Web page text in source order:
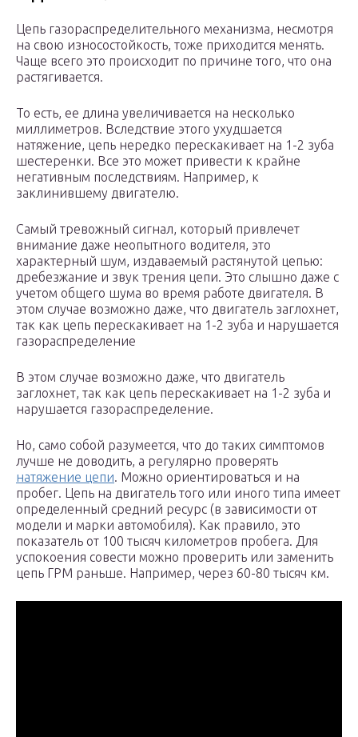
Цепь газораспределительного механизма, несмотря
на свою износостойкость, тоже приходится менять.
Чаще всего это происходит по причине того, что она
растягивается.
То есть, ее длина увеличивается на несколько
миллиметров. Вследствие этого ухудшается
натяжение, цепь нередко перескакивает на 1-2 зуба
шестеренки. Все это может привести к крайне
негативным последствиям. Например, к
заклинившему двигателю.
Самый тревожный сигнал, который привлечет
внимание даже неопытного водителя, это
характерный шум, издаваемый растянутой цепью:
дребезжание и звук трения цепи. Это слышно даже с
учетом общего шума во время работе двигателя. В
этом случае возможно даже, что двигатель заглохнет,
так как цепь перескакивает на 1-2 зуба и нарушается
газораспределение
В этом случае возможно даже, что двигатель
заглохнет, так как цепь перескакивает на 1-2 зуба и
нарушается газораспределение.
Но, само собой разумеется, что до таких симптомов
лучше не доводить, а регулярно проверять
натяжение цепи. Можно ориентироваться и на
пробег. Цепь на двигатель того или иного типа имеет
определенный средний ресурс (в зависимости от
модели и марки автомобиля). Как правило, это
показатель от 100 тысяч километров пробега. Для
успокоения совести можно проверить или заменить
цепь ГРМ раньше. Например, через 60-80 тысяч км.